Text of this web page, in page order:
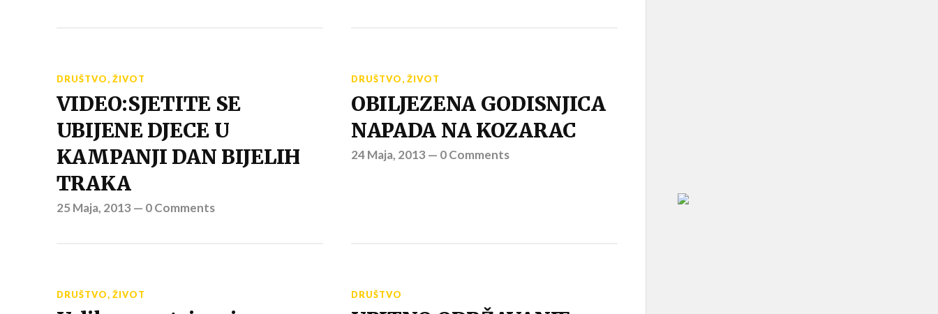
DRUŠTVO, ŽIVOT
VIDEO:SJETITE SE
UBIJENE DJECE U
KAMPANJI DAN BIJELIH
TRAKA
25 Maja, 2013 — 0 Comments
DRUŠTVO, ŽIVOT
OBILJEZENA GODISNJICA
NAPADA NA KOZARAC
24 Maja, 2013 — 0 Comments
DRUŠTVO, ŽIVOT DRUŠTVO